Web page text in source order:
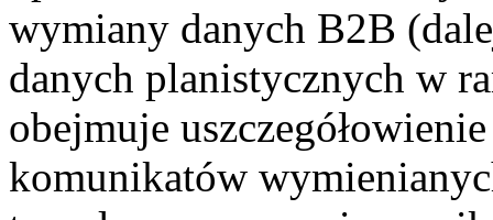
wymiany danych B2B
danych planistycznych w
obejmuje
komunikatów